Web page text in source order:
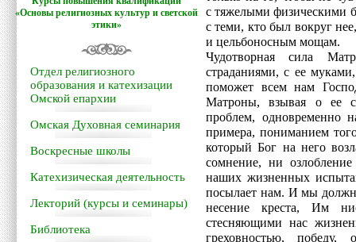
«Основы религиозных культур и светской
этики»
Отдел религиозного
образования и катехизации
Омской епархии
Омская Духовная семинария
Воскресные школы
Катехизическая деятельность
Лекторий (курсы и семинары)
Библиотека
с тяжелыми физическими
с теми, кто был вокруг
и цельбоносным мощам.
Чудотворная сила
страданиями, с ее
поможет всем нам
Матроны, взывая о ее
проблем, одновременно
примера, пониманием
который Бог на него
сомнение, ни
наших жизненных
посылает нам. И мы
несение креста, Им
стесняющими нас
греховностью,